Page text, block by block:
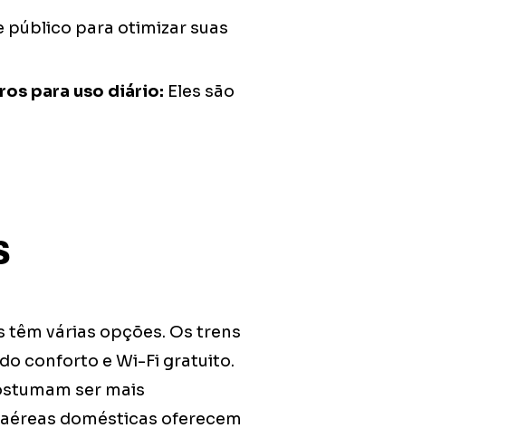
para otimizar suas
para uso diário: Eles são
têm várias opções. Os trens
conforto e Wi-Fi gratuito.
ser mais
domésticas oferecem